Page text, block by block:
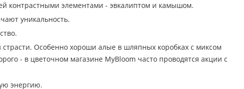
контрастными элементами - эвкалиптом и камышом.
уникальность.
Особенно хороши алые в шляпных коробках с миксом
- в цветочном магазине MyBloom часто проводятся акции с
энергию.